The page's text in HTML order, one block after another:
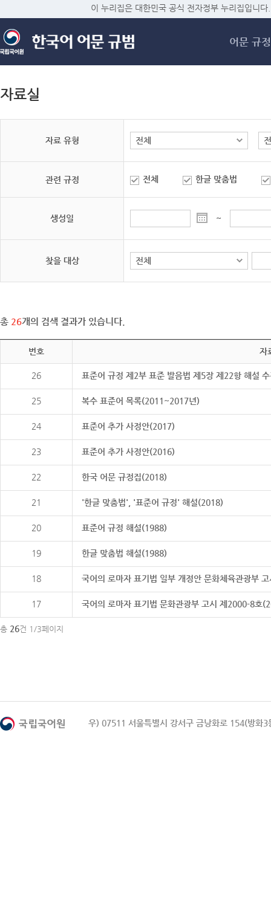
메
이 누리집은 대한민국 공식 전자정부 누리집입니다.
어문 규정
자료실
자료 유형
관련 규정 전체 한글 맞춤법
생성일 ~
찾을 대상
총 26개의 검색 결과가 있습니다.
번호 자
26 표준어 규정 제2부 표준 발음법 제5장 제22항 해설
25 복수 표준어 목록(2011~2017년)
24 표준어 추가 사정안(2017)
23 표준어 추가 사정안(2016)
22 한국 어문 규정집(2018)
21 '한글 맞춤법', '표준어 규정' 해설(2018)
20 표준어 규정 해설(1988)
19 한글 맞춤법 해설(1988)
18 국어의 로마자 표기법 일부 개정안 문화체육관광부
17 국어의 로마자 표기법 문화관광부 고시 제2000-8호
총 26건 1/3페이지
우) 07511 서울특별시 강서구 금낭화로 154(방화3